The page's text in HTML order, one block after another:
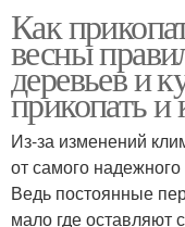
Как
весны
деревьев и
прикопать и
Из-за изменений
от самого
Ведь постоянные
мало где оставляют